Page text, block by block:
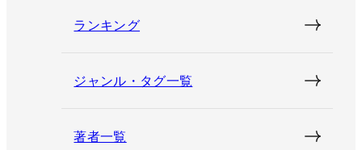
ランキング
ジャンル・タグ一覧
著者一覧